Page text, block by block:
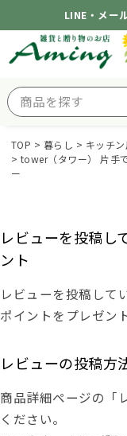
LINE・メー
TOP 暮らし キッチ
tower（タワー） 片手
ー
レビューを投稿し
ント
レビューを投稿して
ポイントをプレゼン
レビューの投稿方
商品詳細ページの「
ください。